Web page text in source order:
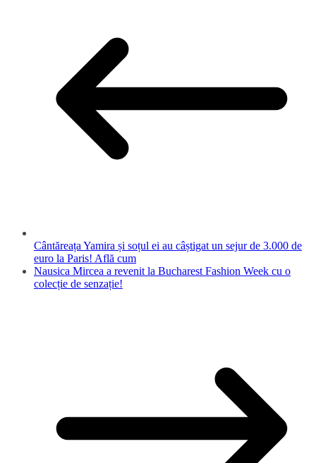
Cântăreața Yamira și soțul ei au câștigat un sejur de 3.000 de
euro la Paris! Află cum
Nausica Mircea a revenit la Bucharest Fashion Week cu o
colecție de senzație!